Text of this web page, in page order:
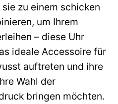
zu einem schicken
um Ihrem
– diese Uhr
ideale Accessoire für
auftreten und ihre
Wahl der
bringen möchten.